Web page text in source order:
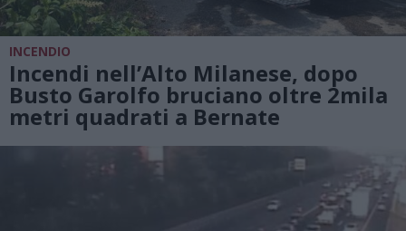
INCENDIO
Incendi nell’Alto Milanese, dopo
Busto Garolfo bruciano oltre 2mila
metri quadrati a Bernate